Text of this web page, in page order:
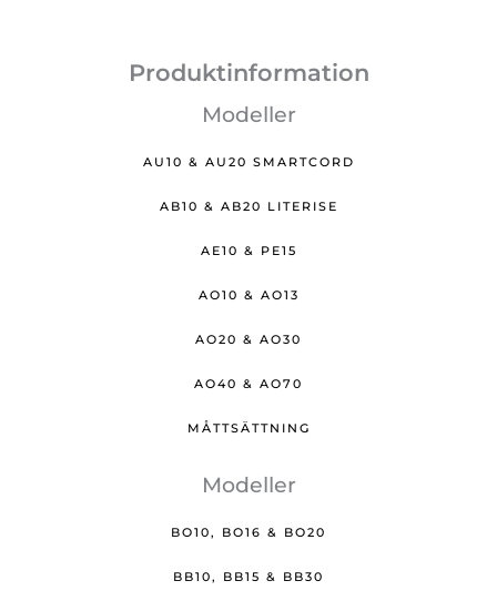
Produktinformation
Modeller
AU10 & AU20 SMARTCORD
AB10 & AB20 LITERISE
AE10 & PE15
AO10 & AO13
AO20 & AO30
AO40 & AO70
MÅTTSÄTTNING
Modeller
BO10, BO16 & BO20
BB10, BB15 & BB30